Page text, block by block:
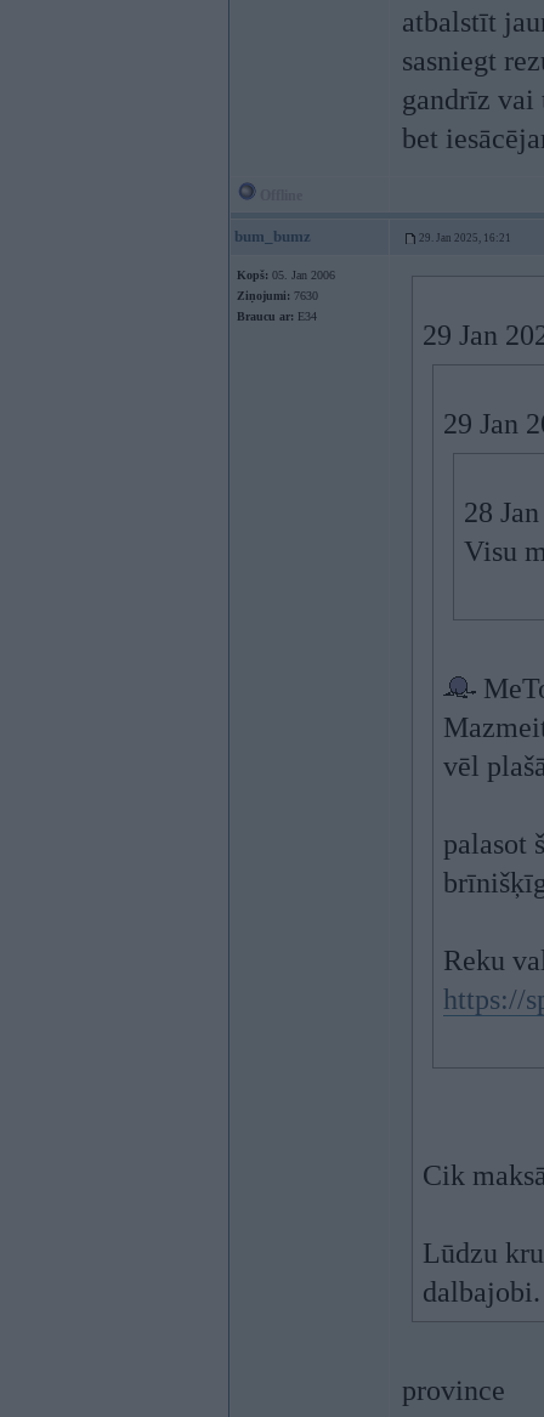
atbalstīt
sasniegt
gandrīz vai
bet
bum_bumz 29. Jan 2025, 16:21
Kopš: 05. Jan 2006
Ziņojumi: 7630
Braucu ar: E34
29 Jan
29 Jan
28
Visu
vēl
palasot
Reku
https://
Cik
Lūdzu
dalbajobi.
province